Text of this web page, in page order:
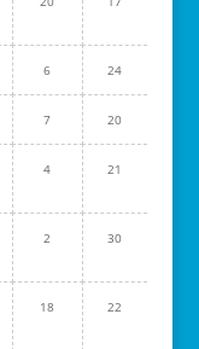
6 24
7 20
4 21
2 30
18 22